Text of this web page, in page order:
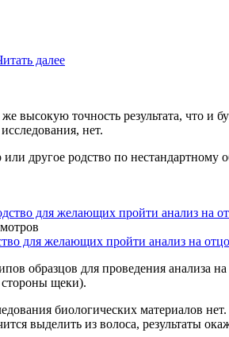
высокую точность результата, что
нет.
другое родство по
для желающих пройти анализ на
образцов для проведения анализа
щеки).
биологических материалов
выделить из волоса, результаты